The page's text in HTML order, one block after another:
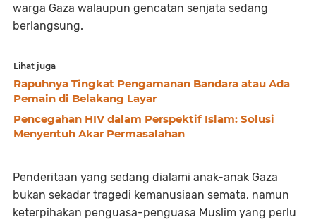
warga Gaza walaupun gencatan senjata sedang
berlangsung.
Lihat juga
Rapuhnya Tingkat Pengamanan Bandara atau Ada
Pemain di Belakang Layar
Pencegahan HIV dalam Perspektif Islam: Solusi
Menyentuh Akar Permasalahan
Penderitaan yang sedang dialami anak-anak Gaza
bukan sekadar tragedi kemanusiaan semata, namun
keterpihakan penguasa-penguasa Muslim yang perlu